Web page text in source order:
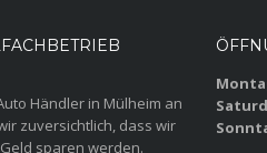
Händler in Mülheim an
zuversichtlich, dass wir
sparen werden.